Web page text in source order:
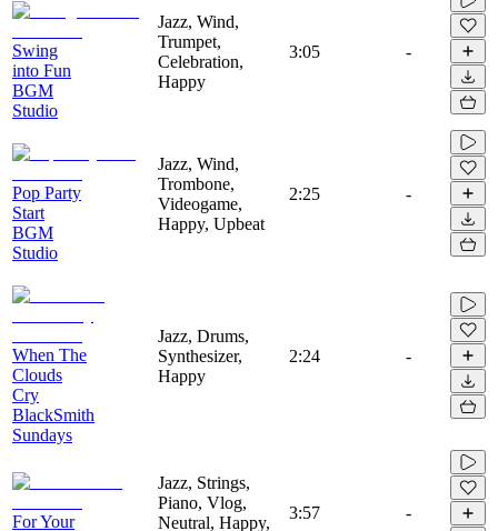
Swing
into Fun
BGM
Studio
Jazz, Wind,
Trumpet,
Celebration,
Happy
3:05 -
Pop Party
Start
BGM
Studio
Jazz, Wind,
Trombone,
Videogame,
Happy, Upbeat
2:25 -
When The
Clouds
Cry
BlackSmith
Sundays
Jazz, Drums,
Synthesizer,
Happy
2:24 -
For Your
Jazz, Strings,
Piano, Vlog,
Neutral, Happy,
3:57 -